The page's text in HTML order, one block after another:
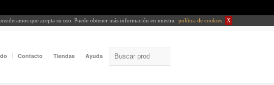
que acepta su uso. Puede obtener más información en nuestra política de cookies X
Contacto Tiendas Ayuda